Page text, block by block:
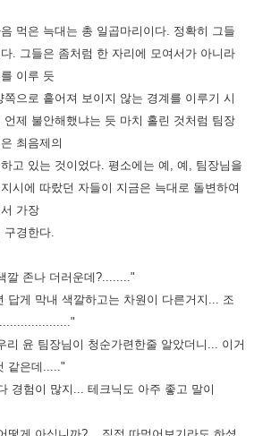
먹은 늑대는 총 일곱마리이다. 정확히 그들
. 그들은 좀처럼 한 자리에 모여서가 아니라
이루 듯
으로 흩어져 보이지 않는 경계를 이루기 시
제 불안해했냐는 듯 마치 홀린 것처럼 팀장
최음제의
고 있는 것이었다. 평소에는 예, 예, 팀장님을
시에 따랐던 자들이 지금은 늑대로 돌변하여
가장
경한다.
깔 존나 더러운데?........"
답게 막내 색깔하고는 차원이 다른거지... 조
윤 팀장님이 청순가련한줄 알았더니... 이거
같은데....."
경험이 많지... 테크닉도 아주 좋고 말이